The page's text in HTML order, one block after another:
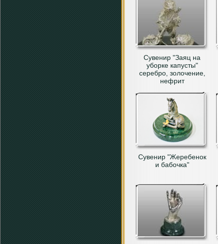
Сувенир "Заяц на
уборке капусты"
серебро, золочение,
нефрит
Сувенир "Жеребенок
и бабочка"